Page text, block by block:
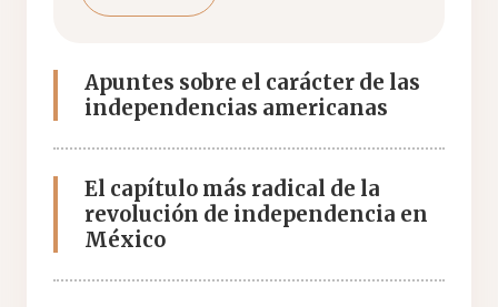
Apuntes sobre el carácter de las
independencias americanas
El capítulo más radical de la
revolución de independencia en
México